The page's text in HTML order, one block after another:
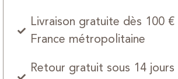
Livraison gratuite dès 100
France métropolitaine
Retour gratuit sous 14 jours